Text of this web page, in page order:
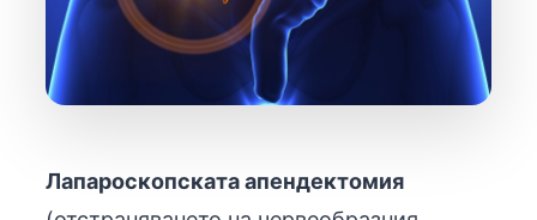
Лапароскопската апендектомия